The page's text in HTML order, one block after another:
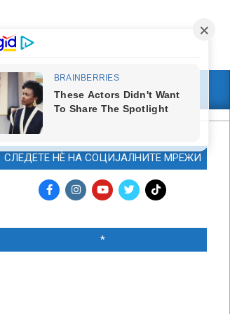
МАРКЕТИНГ
СЛЕДЕТЕ НЀ НА СОЦИЈАЛНИТЕ МРЕЖИ
*